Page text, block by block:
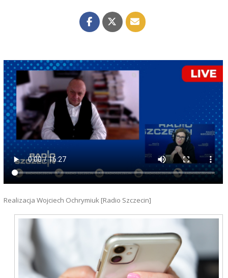
Realizacja Wojciech Ochrymiuk [Radio Szczecin]